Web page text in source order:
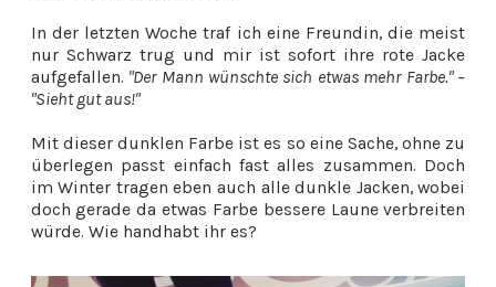
In der letzten Woche traf ich eine Freundin, die meist
nur Schwarz trug und mir ist sofort ihre rote Jacke
aufgefallen. "Der Mann wünschte sich etwas mehr Farbe." –
"Sieht gut aus!"
Mit dieser dunklen Farbe ist es so eine Sache, ohne zu
überlegen passt einfach fast alles zusammen. Doch
im Winter tragen eben auch alle dunkle Jacken, wobei
doch gerade da etwas Farbe bessere Laune verbreiten
würde. Wie handhabt ihr es?